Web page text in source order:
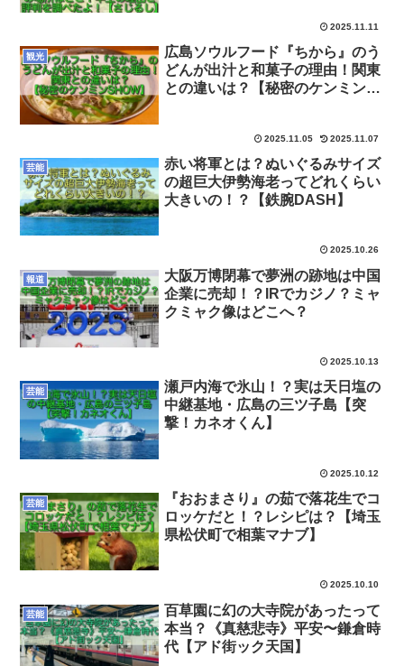
2025.11.11
観光
広島ソウルフード『ちから』のう
どんが出汁と和菓子の理由！関東
との違いは？【秘密のケンミン
2025.11.05 2025.11.07
芸能
赤い将軍とは？ぬいぐるみサイズ
の超巨大伊勢海老ってどれくらい
大きいの！？【鉄腕DASH】
2025.10.26
報道
大阪万博閉幕で夢洲の跡地は中国
企業に売却！？IRでカジノ？ミャ
クミャク像はどこへ？
2025.10.13
芸能
瀬戸内海で氷山！？実は天日塩の
中継基地・広島の三ツ子島【突
撃！カネオくん】
2025.10.12
芸能
『おおまさり』の茹で落花生でコ
ロッケだと！？レシピは？【埼玉
県松伏町で相葉マナブ】
2025.10.10
芸能
百草園に幻の大寺院があったって
本当？《真慈悲寺》平安〜鎌倉時
代【アド街ック天国】